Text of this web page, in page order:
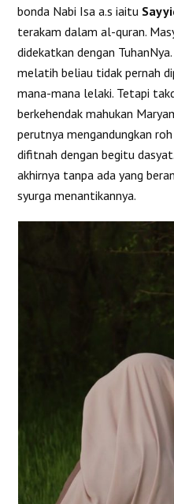
bonda Nabi Isa a.s iaitu
terakam dalam al-quran.
didekatkan dengan
melatih beliau tidak pernah
mana-mana lelaki. Tetapi
berkehendak mahukan
perutnya mengandungkan
difitnah dengan begitu
akhirnya tanpa ada yang
syurga menantikannya.